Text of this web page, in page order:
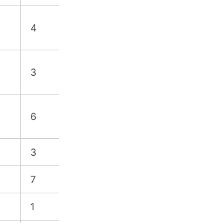
4
3
6
3
7
1